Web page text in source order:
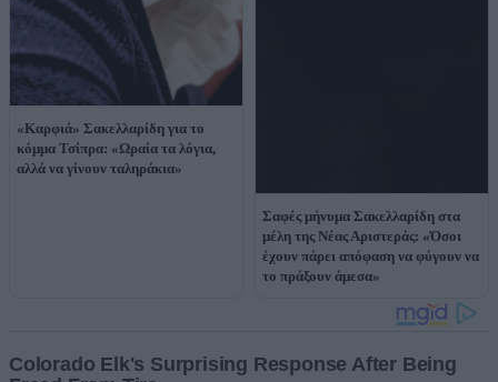
«Καρφιά» Σακελλαρίδη για το
κόμμα Τσίπρα: «Ωραία τα λόγια,
αλλά να γίνουν ταληράκια»
Σαφές μήνυμα Σακελλαρίδη στα
μέλη της Νέας Αριστεράς: «Όσοι
έχουν πάρει απόφαση να φύγουν να
το πράξουν άμεσα»